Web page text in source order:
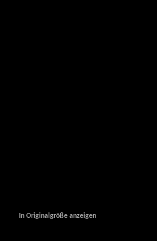
In Originalgröße anzeigen
In Originalgröße anzeigen
In Originalgröße anzeigen